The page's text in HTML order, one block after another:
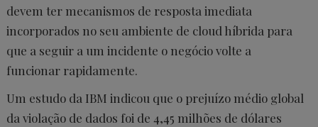
devem ter mecanismos de resposta imediata
incorporados no seu ambiente de cloud híbrida para
que a seguir a um incidente o negócio volte a
funcionar rapidamente.
Um estudo da IBM indicou que o prejuízo médio global
da violação de dados foi de 4,45 milhões de dólares